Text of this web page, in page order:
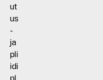
ut
us
-
ja
pli
idi
pl